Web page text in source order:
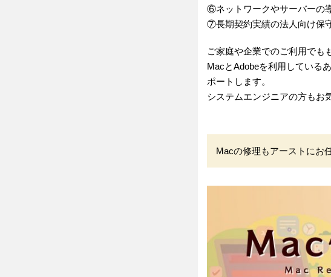
⑥ネットワークやサーバーの
⑦長期契約実績の法人向け保
ご家庭や企業でのご利用でも
MacとAdobeを利用している
ポートします。
システムエンジニアの方もお
Macの修理もアーストにお